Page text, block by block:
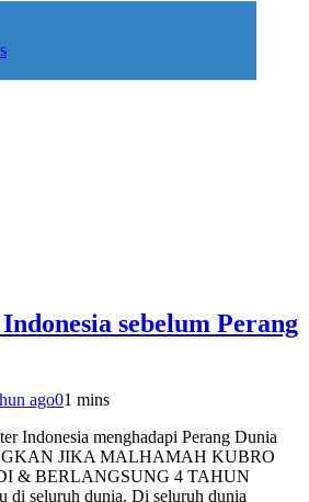
sebelum Perang
ago01 mins
Indonesia menghadapi Perang Dunia
JIKA MALHAMAH KUBRO
& BERLANGSUNG 4 TAHUN
di seluruh dunia. Di seluruh dunia